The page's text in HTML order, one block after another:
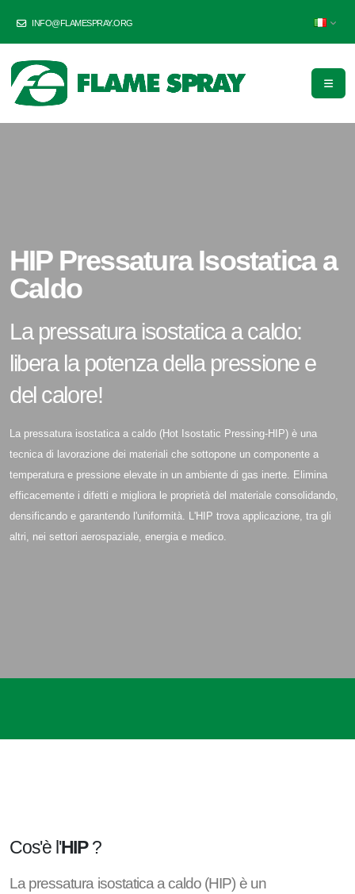
INFO@FLAMESPRAY.ORG
HIP Pressatura Isostatica a
Caldo
La pressatura isostatica a caldo:
libera la potenza della pressione e
del calore!
La pressatura isostatica a caldo (Hot Isostatic Pressing-HIP) è una
tecnica di lavorazione dei materiali che sottopone un componente a
temperatura e pressione elevate in un ambiente di gas inerte. Elimina
efficacemente i difetti e migliora le proprietà del materiale consolidando,
densificando e garantendo l'uniformità. L'HIP trova applicazione, tra gli
altri, nei settori aerospaziale, energia e medico.
Cos'è l'HIP?
La pressatura isostatica a caldo (HIP) è un